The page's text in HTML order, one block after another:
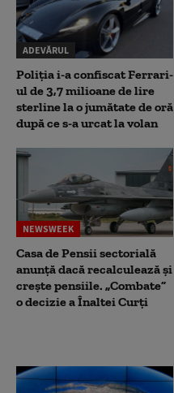
ADEVĂRUL
Poliția i-a confiscat Ferrari-
ul de 3,7 milioane de lire
sterline la o jumătate de oră
după ce s-a urcat la volan
NEWSWEEK
Casa de Pensii sectorială
anunță dacă recalculează și
crește pensiile. „Combate”
o decizie a Înaltei Curți